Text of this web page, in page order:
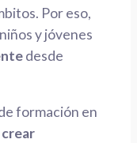
Por eso,
y jóvenes
desde
formación en
crear